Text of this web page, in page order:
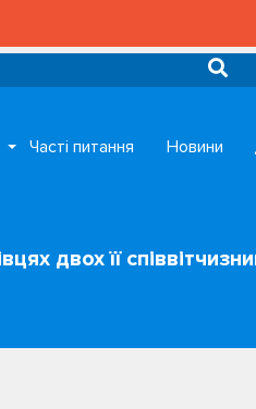
Часті питання Новини
двох її